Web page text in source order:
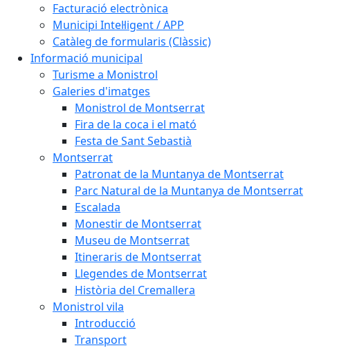
Facturació electrònica
Municipi Intel·ligent / APP
Catàleg de formularis (Clàssic)
Informació municipal
Turisme a Monistrol
Galeries d'imatges
Monistrol de Montserrat
Fira de la coca i el mató
Festa de Sant Sebastià
Montserrat
Patronat de la Muntanya de Montserrat
Parc Natural de la Muntanya de Montserrat
Escalada
Monestir de Montserrat
Museu de Montserrat
Itineraris de Montserrat
Llegendes de Montserrat
Història del Cremallera
Monistrol vila
Introducció
Transport